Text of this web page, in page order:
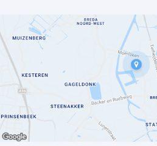
krijgen bijvoorbeeld de vrijheid
te plannen. Kan jij je hierin
werkgever voor jou! Daarnaast
toekomstige werkgever
zoveel mogelijk kennis over
en jij jouw klanten goed te
Tot slot zijn er binnen deze
doorgroeimogelijkheden naar